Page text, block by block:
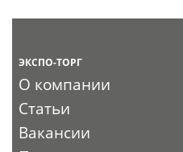
ЭКСПО-ТОРГ
О компании
Статьи
Вакансии